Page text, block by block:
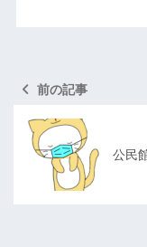
前の記事
公民